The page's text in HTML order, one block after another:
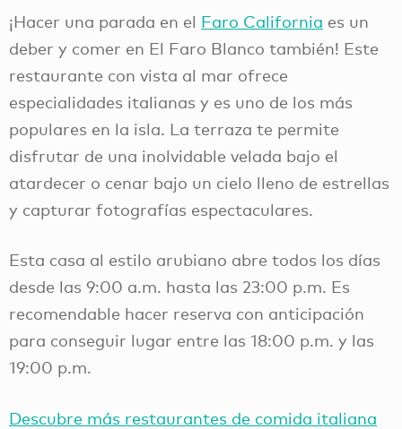
¡Hacer una parada en el Faro California es un
deber y comer en El Faro Blanco también! Este
restaurante con vista al mar ofrece
especialidades italianas y es uno de los más
populares en la isla. La terraza te permite
disfrutar de una inolvidable velada bajo el
atardecer o cenar bajo un cielo lleno de estrellas
y capturar fotografías espectaculares.
Esta casa al estilo arubiano abre todos los días
desde las 9:00 a.m. hasta las 23:00 p.m. Es
recomendable hacer reserva con anticipación
para conseguir lugar entre las 18:00 p.m. y las
19:00 p.m.
Descubre más restaurantes de comida italiana